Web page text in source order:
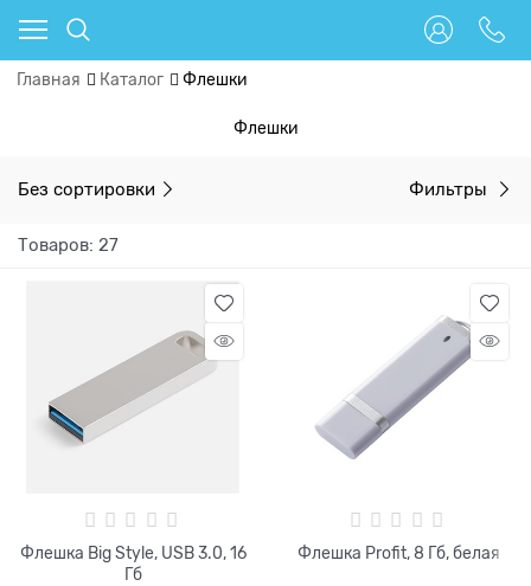
Главная Каталог Флешки
Флешки
Без сортировки Фильтры
Товаров: 27
Флешка Big Style, USB 3.0, 16
Гб
Флешка Profit, 8 Гб, белая